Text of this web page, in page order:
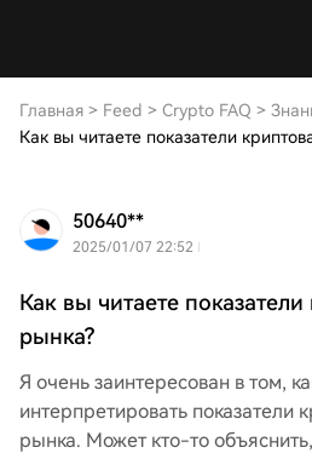
Главная > Feed > Crypto FAQ >
Как вы читаете показатели
50640**
2025/01/07 22:52
Как вы читаете
рынка?
Я очень заинтересован в том,
интерпретировать показатели
рынка. Может кто-то